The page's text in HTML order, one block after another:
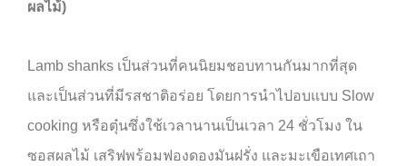
ผลไม้)
Lamb shanks เป็นส่วนที่คนนิยมชอบทานกันมากที่สุด
และเป็นส่วนที่มีรสชาติอร่อย โดยการนำไปอบแบบ Slow
cooking หรือตุ๋นซึ่งใช้เวลานานเป็นเวลา 24 ชั่วโมง ใน
ซอสผลไม้ เสริฟพร้อมฟองดองมันฝรั่ง และมะเขือเทศเถา